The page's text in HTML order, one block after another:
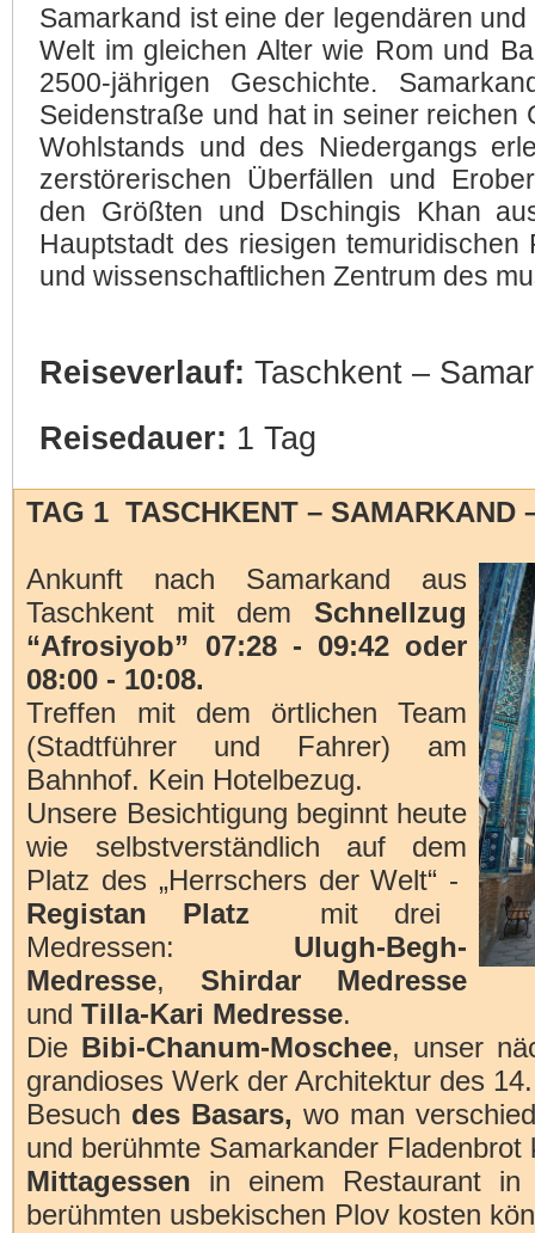
Samarkand ist eine der legendären
Welt im gleichen Alter wie Rom und
2500-jährigen Geschichte.
Seidenstraße und hat in seiner reichen
Wohlstands und des Niedergangs
zerstörerischen Überfällen und
den Größten und Dschingis Khan
Hauptstadt des riesigen temuridischen
und wissenschaftlichen Zentrum des
Reiseverlauf:Taschkent –
Reisedauer: 1 Tag
TAG 1 TASCHKENT – SAMARKAND
Ankunft nach Samarkand aus
Taschkent mit demSchnellzug
“Afrosiyob” 07:28 - 09:42 oder
08:00 - 10:08.
Treffen mit dem örtlichen Team
(Stadtführer und Fahrer) am
Bahnhof. Kein Hotelbezug.
Unsere Besichtigung beginnt heute
wie selbstverständlich auf dem
Platz des „Herrschers der Welt“ -
Registan Platz
mit drei
Medressen: Ulugh-Begh-
Medresse,Shirdar Medresse
undTilla-Kari Medresse.
Die Bibi-Chanum-Moschee, unser
grandioses Werk der Architektur des
Besuch des Basars,wo man
und berühmte Samarkander
Mittagessen in einem Restaurant
berühmten usbekischen Plov kosten